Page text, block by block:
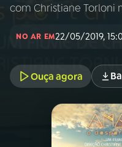
INÍCIO
A RÁDIO
PROGRAMAÇÃO
com Christiane Torloni
NO AR EM22/05/2019,
Ouça agora